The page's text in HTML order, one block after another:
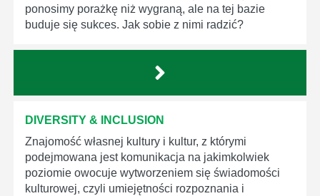
ponosimy porażkę niż wygraną, ale na tej bazie
buduje się sukces. Jak sobie z nimi radzić?
DIVERSITY & INCLUSION
Znajomość własnej kultury i kultur, z którymi
podejmowana jest komunikacja na jakimkolwiek
poziomie owocuje wytworzeniem się świadomości
kulturowej, czyli umiejętności rozpoznania i